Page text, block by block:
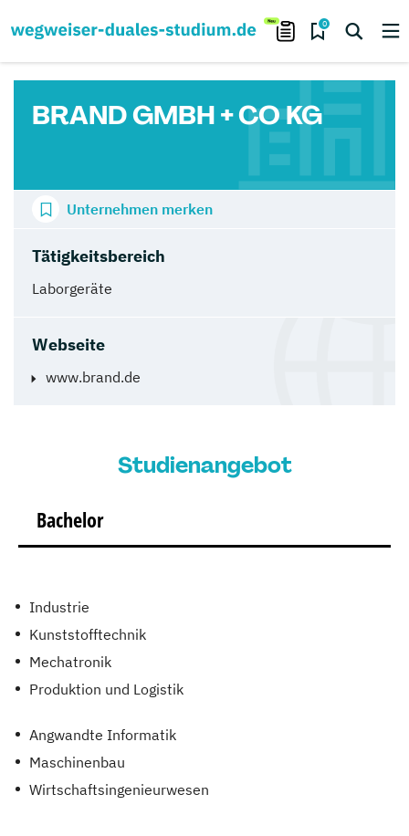
0
BRAND GMBH + CO KG
Tätigkeitsbereich
Laborgeräte
Webseite
www.brand.de
Unternehmen merken
Studienangebot
Bachelor
Industrie
Kunststofftechnik
Mechatronik
Produktion und Logistik
Angwandte Informatik
Maschinenbau
Wirtschaftsingenieurwesen